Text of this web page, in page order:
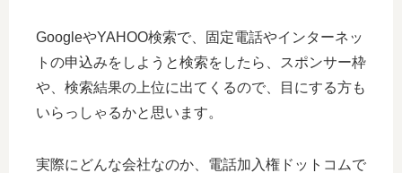
GoogleやYAHOO検索で、固定電話やインターネッ
トの申込みをしようと検索をしたら、スポンサー枠
や、検索結果の上位に出てくるので、目にする方も
いらっしゃるかと思います。
実際にどんな会社なのか、電話加入権ドットコムで